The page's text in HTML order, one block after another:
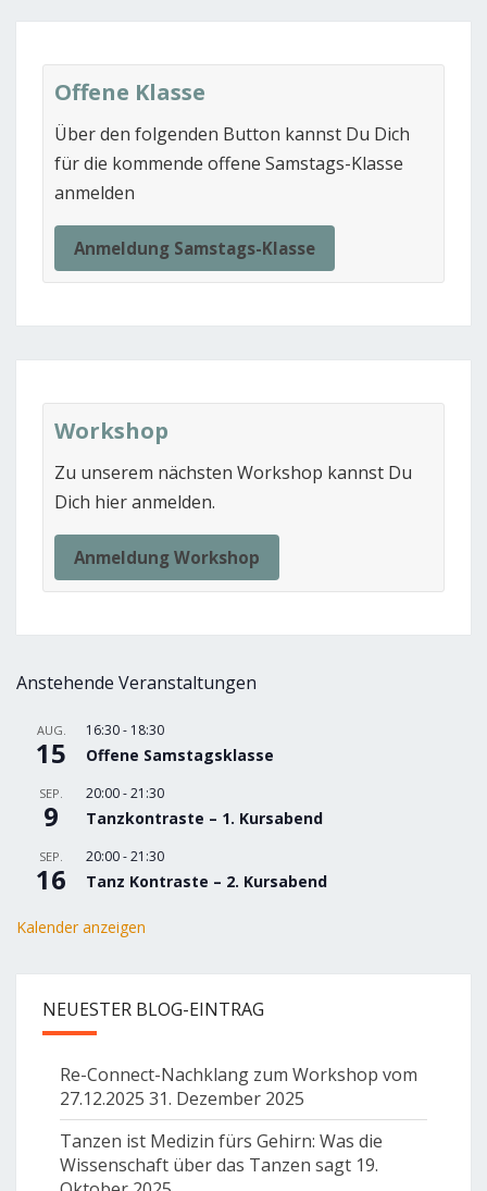
Offene Klasse
Über den folgenden Button kannst Du Dich
für die kommende offene Samstags-Klasse
anmelden
Anmeldung Samstags-Klasse
Workshop
Zu unserem nächsten Workshop kannst Du
Dich hier anmelden.
Anmeldung Workshop
Anstehende Veranstaltungen
AUG.
15
16:30- 18:30
Offene Samstagsklasse
SEP.
9
20:00-21:30
Tanzkontraste – 1. Kursabend
SEP.
16
20:00-21:30
Tanz Kontraste – 2. Kursabend
Kalender anzeigen
NEUESTER BLOG-EINTRAG
Re-Connect-Nachklang zum Workshop vom
27.12.2025 31. Dezember 2025
Tanzen ist Medizin fürs Gehirn: Was die
Wissenschaft über das Tanzen sagt 19.